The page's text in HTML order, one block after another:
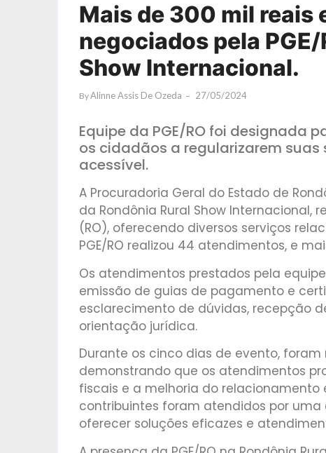
Mais de 300 mil reais
negociados pela PGE/
Show Internacional.
ByAlinne Assis De Ozeda 27/05/2024
Equipe da PGE/RO foi designada
os cidadãos a regularizarem
acessível.
A Procuradoria Geral do Estado de
da Rondônia Rural Show Internacional,
(RO), oferecendo diversos serviços
PGE/RO realizou 44 atendimentos, e
Os atendimentos prestados pela
emissão de guias de pagamento e
esclarecimento de dúvidas, recepção
orientação jurídica.
Durante os cinco dias de evento, foram
demonstrando que os atendimentos
fiscais e a melhoria do relacionamento
contribuintes foram atendidos por
oferecer soluções eficazes e